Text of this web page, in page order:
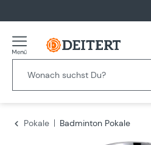
Pokale Badminton Pokale